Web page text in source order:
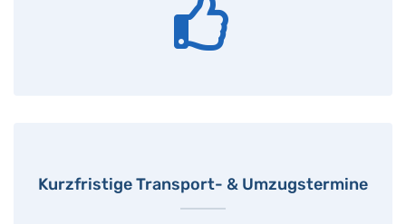
Kurzfristige Transport- & Umzugstermine